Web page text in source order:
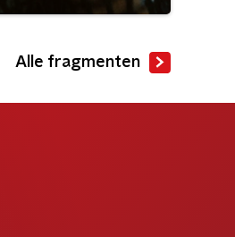
Alle fragmenten